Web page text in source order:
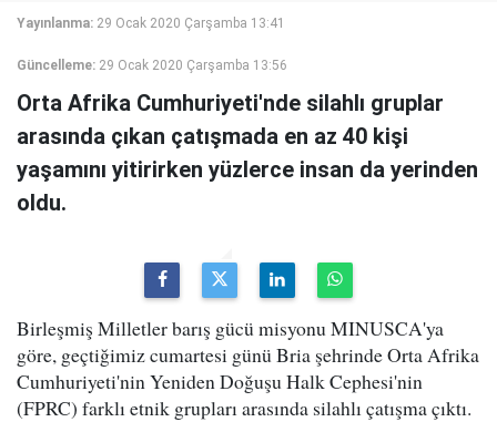
Yayınlanma: 29 Ocak 2020 Çarşamba 13:41
Güncelleme: 29 Ocak 2020 Çarşamba 13:56
Orta Afrika Cumhuriyeti'nde silahlı gruplar
arasında çıkan çatışmada en az 40 kişi
yaşamını yitirirken yüzlerce insan da yerinden
oldu.
Birleşmiş Milletler barış gücü misyonu MINUSCA'ya
göre, geçtiğimiz cumartesi günü Bria şehrinde Orta Afrika
Cumhuriyeti'nin Yeniden Doğuşu Halk Cephesi'nin
(FPRC) farklı etnik grupları arasında silahlı çatışma çıktı.